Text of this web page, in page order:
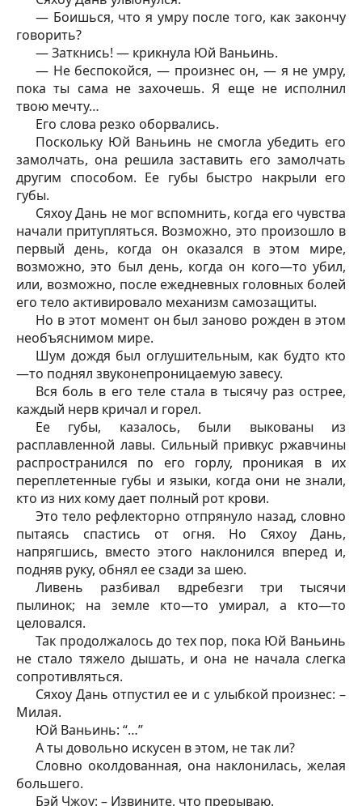
— Боишься, что я умру после того, как закончу
говорить?
— Заткнись! — крикнула Юй Ваньинь.
— Не беспокойся, — произнес он, — я не умру,
пока ты сама не захочешь. Я еще не исполнил
твою мечту…
Его слова резко оборвались.
Поскольку Юй Ваньинь не смогла убедить его
замолчать, она решила заставить его замолчать
другим способом. Ее губы быстро накрыли его
губы.
Сяхоу Дань не мог вспомнить, когда его чувства
начали притупляться. Возможно, это произошло в
первый день, когда он оказался в этом мире,
возможно, это был день, когда он кого—то убил,
или, возможно, после ежедневных головных болей
его тело активировало механизм самозащиты.
Но в этот момент он был заново рожден в этом
необъяснимом мире.
Шум дождя был оглушительным, как будто кто
—то поднял звуконепроницаемую завесу.
Вся боль в его теле стала в тысячу раз острее,
каждый нерв кричал и горел.
Ее губы, казалось, были выкованы из
расплавленной лавы. Сильный привкус ржавчины
распространился по его горлу, проникая в их
переплетенные губы и языки, когда они не знали,
кто из них кому дает полный рот крови.
Это тело рефлекторно отпрянуло назад, словно
пытаясь спастись от огня. Но Сяхоу Дань,
напрягшись, вместо этого наклонился вперед и,
подняв руку, обнял ее сзади за шею.
Ливень разбивал вдребезги три тысячи
пылинок; на земле кто—то умирал, а кто—то
целовался.
Так продолжалось до тех пор, пока Юй Ваньинь
не стало тяжело дышать, и она не начала слегка
сопротивляться.
Сяхоу Дань отпустил ее и с улыбкой произнес: –
Милая.
Юй Ваньинь: “…”
А ты довольно искусен в этом, не так ли?
Словно околдованная, она наклонилась, желая
большего.
Бэй Чжоу: – Извините, что прерываю.